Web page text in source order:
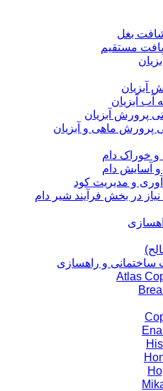
بغل
مستقیم
آبزیان
آب آبزیان
پرورش آبزیان
پرورش ماهی و آبزیان
و خوراک دام
و آسایش دام
و مدیریت کود
در بخش فرآیند شیر دام
ساختمانی و راهسازی